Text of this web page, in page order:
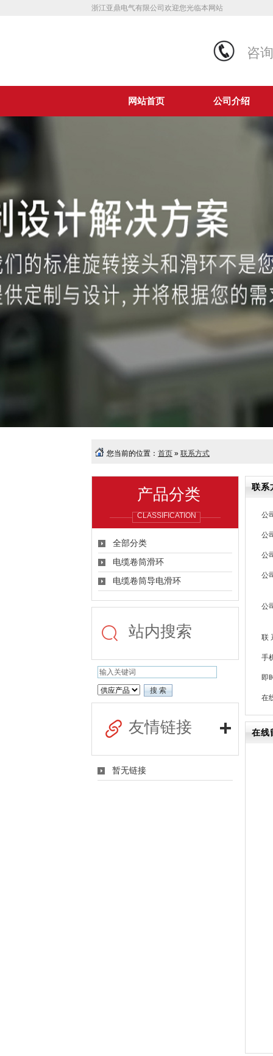
浙江亚鼎电气有限公司欢迎您光临本网站
咨
网站首页 公司介绍
您当前的位置： 首页 » 联系方式
产品分类
CLASSIFICATION
全部分类
电缆卷筒滑环
电缆卷筒导电滑环
站内搜索
友情链接
暂无链接
联系
公
公
公
公
公
联
手
即
在
在线